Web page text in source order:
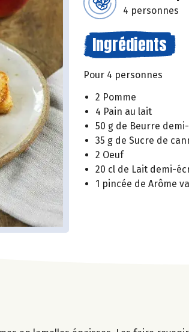
4 personnes
Ingrédients
Pour 4 personnes
2 Pomme
4 Pain au lait
50 g de Beurre
35 g de Sucre de
2 Oeuf
20 cl de Lait demi-
1 pincée de Arôme